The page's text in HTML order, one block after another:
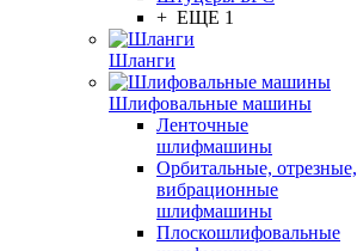
+ ЕЩЕ 1
Шланги
Шлифовальные машины
Ленточные
шлифмашины
Орбитальные, отрезные,
вибрационные
шлифмашины
Плоскошлифовальные